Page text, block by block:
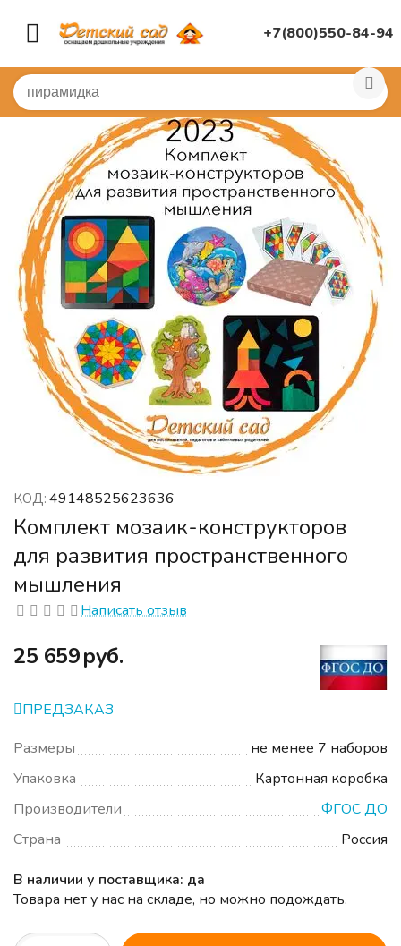
+7(800)550-84-94
Главная / (!) ГОТОВЫЕ ПОДБОРЫ ТОВАРОВ ПО
КОД: 49148525623636
Комплект мозаик-конструкторов
для развития пространственного
мышления
Написать отзыв
‍25 659‍руб.
ПРЕДЗАКАЗ
Размеры
не менее 7 наборов
Упаковка
Картонная коробка
Производители
ФГОС ДО
Страна
Россия
В наличии у поставщика: да
Товара нет у нас на складе, но можно подождать.